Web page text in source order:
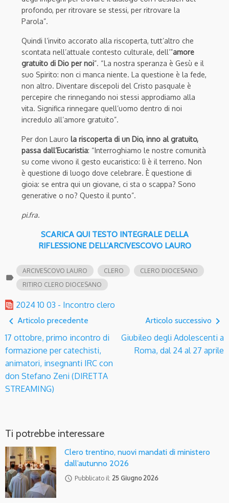
profondo, per ritrovare se stessi, per ritrovare la
Parola”.
Quindi l’invito accorato alla riscoperta, tutt’altro che
scontata nell’attuale contesto culturale, dell’”amore
gratuito di Dio per noi”. “La nostra speranza è Gesù e il
suo Spirito: non ci manca niente. La questione è la fede,
non altro. Diventare discepoli del Cristo pasquale è
percepire che rinnegando noi stessi approdiamo alla
vita. Significa rinnegare quell’uomo dentro di noi
incredulo all’amore gratuito”.
Per don Lauro la riscoperta di un Dio, inno al gratuito,
passa dall’Eucaristia: “Interroghiamo le nostre comunità
su come vivono il gesto eucaristico: lì è il terreno. Non
è questione di luogo dove celebrare. È questione di
gioia: se entra qui un giovane, ci sta o scappa? Sono
generative o no? Questo il punto”.
pi.fra.
SCARICA QUI TESTO INTEGRALE DELLA
RIFLESSIONE DELL’ARCIVESCOVO LAURO
label
ARCIVESCOVO LAURO CLERO
CLERO DIOCESANO
RITIRO CLERO DIOCESANO
2024 10 03 - Incontro clero
navigate_before Articolo precedente
17 ottobre, primo incontro di
formazione per catechisti,
animatori, insegnanti IRC con
don Stefano Zeni (DIRETTA
STREAMING)
Articolo successivo navigate_next
Giubileo degli Adolescenti a
Roma, dal 24 al 27 aprile
Ti potrebbe interessare
Clero trentino, nuovi mandati di ministero
dall’autunno 2026
access_time Pubblicato il: 25 Giugno 2026